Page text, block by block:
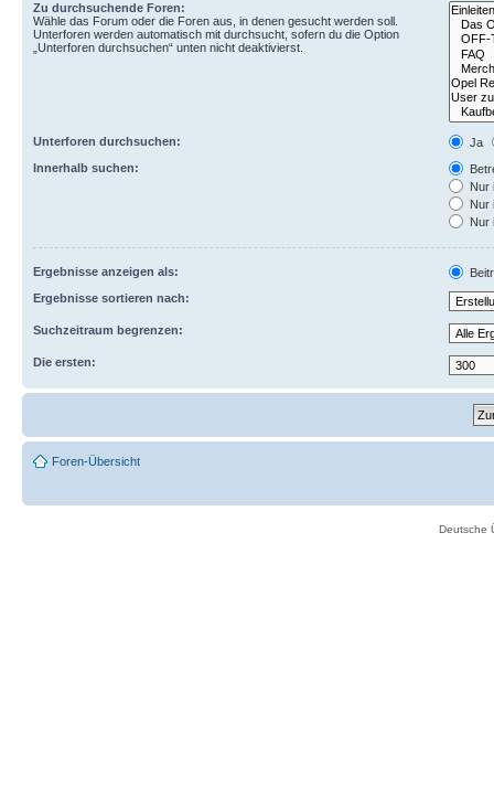
Zu durchsuchende Foren:
Wähle das Forum oder die Foren aus, in denen gesucht werden soll.
Unterforen werden automatisch mit durchsucht, sofern du die Option
„Unterforen durchsuchen“ unten nicht deaktivierst.
Unterforen durchsuchen:
Ja
Innerhalb suchen:
Nur
Nur
Nur
Ergebnisse anzeigen als:
Ergebnisse sortieren nach:
Suchzeitraum begrenzen:
Die ersten:
Foren-Übersicht
Deutsche